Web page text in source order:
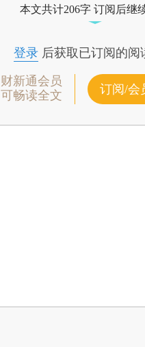
本文共计206字 订阅后继
登录后获取已订阅的阅
财新通会员
可畅读全文
订阅/会